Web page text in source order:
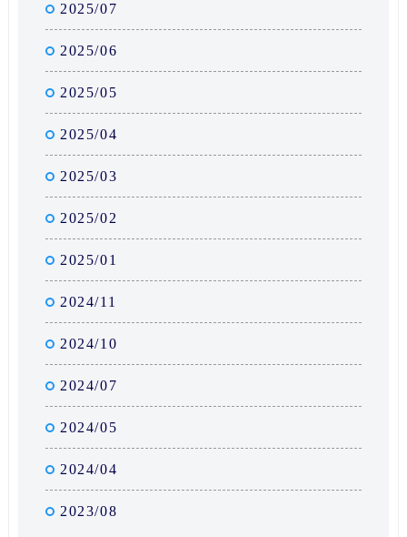
2025/07
2025/06
2025/05
2025/04
2025/03
2025/02
2025/01
2024/11
2024/10
2024/07
2024/05
2024/04
2023/08